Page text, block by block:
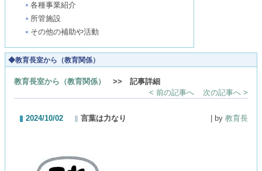
各種事業紹介
所管施設
その他の補助や活動
◆教育長室から（教育関係）
教育長室から（教育関係）
>> 記事詳細
< 前の記事へ
次の記事へ >
2024/10/02 言葉は力なり | by 教育長